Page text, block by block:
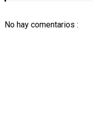
No hay comentarios :